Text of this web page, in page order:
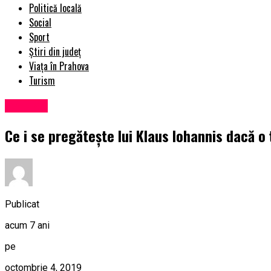
Politică locală
Social
Sport
Știri din județ
Viața în Prahova
Turism
Ce i se pregăteşte lui Klaus Iohannis dacă
Publicat
acum 7 ani
pe
octombrie 4, 2019